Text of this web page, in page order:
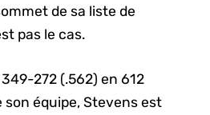
de sa liste de
pas le cas.
272 (.562) en 612
son équipe, Stevens est